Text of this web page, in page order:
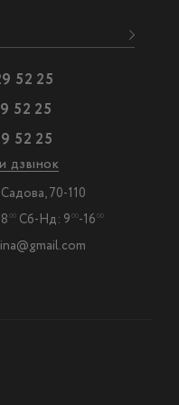
52 25
52 25
52 25
ДЗВІНОК
Садова, 70-110
00Сб-Нд: 9 00-16 00